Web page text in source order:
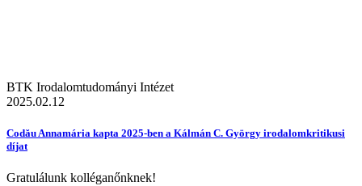
BTK Irodalomtudományi Intézet
2025.02.12
Codău Annamária kapta 2025-ben a Kálmán C. György irodalomkritikusi
díjat
Gratulálunk kolléganőnknek!